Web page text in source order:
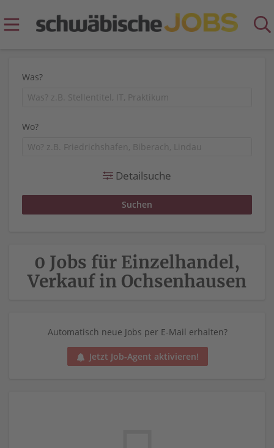
Was?
Wo?
Detailsuche
0 Jobs für Einzelhandel,
Verkauf in Ochsenhausen
Automatisch neue Jobs per E-Mail erhalten?
Jetzt Job-Agent aktivieren!